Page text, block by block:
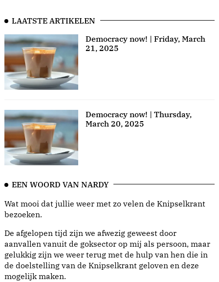
LAATSTE ARTIKELEN
Democracy now! | Friday, March
21, 2025
Democracy now! | Thursday,
March 20, 2025
EEN WOORD VAN NARDY
Wat mooi dat jullie weer met zo velen de Knipselkrant
bezoeken.
De afgelopen tijd zijn we afwezig geweest door
aanvallen vanuit de goksector op mij als persoon, maar
gelukkig zijn we weer terug met de hulp van hen die in
de doelstelling van de Knipselkrant geloven en deze
mogelijk maken.